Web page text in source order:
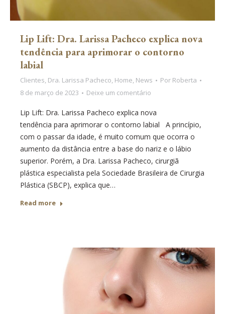
Lip Lift: Dra. Larissa Pacheco explica nova
tendência para aprimorar o contorno
labial
Clientes, Dra. Larissa Pacheco, Home, News Por Roberta
8 de março de 2023
Deixe um comentário
Lip Lift: Dra. Larissa Pacheco explica nova
tendência para aprimorar o contorno labial A princípio,
com o passar da idade, é muito comum que ocorra o
aumento da distância entre a base do nariz e o lábio
superior. Porém, a Dra. Larissa Pacheco, cirurgiã
plástica especialista pela Sociedade Brasileira de Cirurgia
Plástica (SBCP), explica que…
Read more